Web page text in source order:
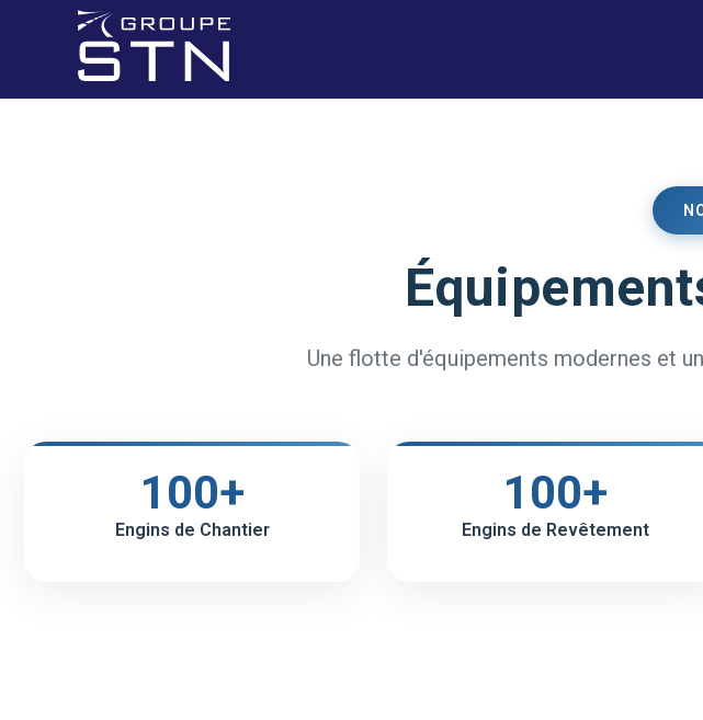
Une flotte d'équipements modernes et
100+
Engins de Chantier
100+
Engins de Revêtement